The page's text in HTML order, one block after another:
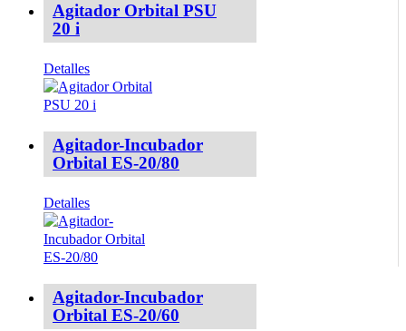
Agitador Orbital PSU
20 i
Detalles
Agitador-Incubador
Orbital ES-20/80
Detalles
Agitador-Incubador
Orbital ES-20/60